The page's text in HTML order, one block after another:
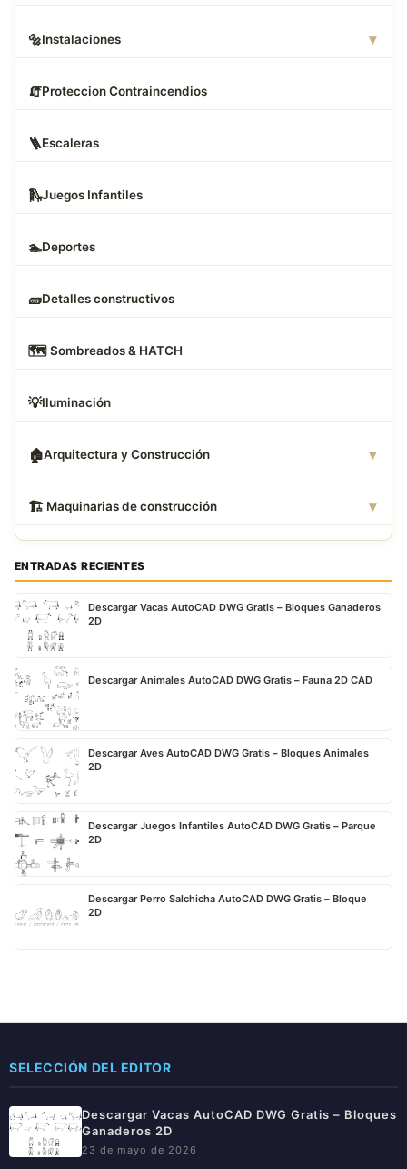
🔩Instalaciones ▾
🧯Proteccion Contraincendios
🪜Escaleras
🛝Juegos Infantiles
🏊Deportes
🧱Detalles constructivos
🗺️ Sombreados & HATCH
💡Iluminación
🏠Arquitectura y Construcción ▾
🏗 ️ Maquinarias de construcción ▾
ENTRADAS RECIENTES
Descargar Vacas AutoCAD DWG Gratis – Bloques Ganaderos
2D
Descargar Animales AutoCAD DWG Gratis – Fauna 2D CAD
Descargar Aves AutoCAD DWG Gratis – Bloques Animales
2D
Descargar Juegos Infantiles AutoCAD DWG Gratis – Parque
2D
Descargar Perro Salchicha AutoCAD DWG Gratis – Bloque
2D
SELECCIÓN DEL EDITOR
Descargar Vacas AutoCAD DWG Gratis – Bloques
Ganaderos 2D
23 de mayo de 2026